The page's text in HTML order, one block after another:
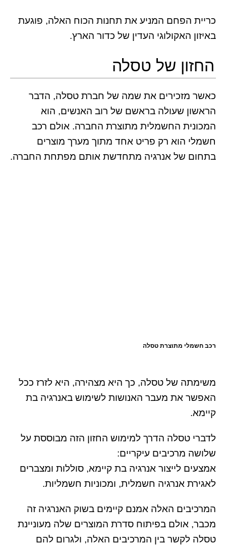
כריית הפחם המניע את תחנות הכוח האלה, פוגעת
באיזון האקולוגי העדין של כדור הארץ.
החזון של טסלה
כאשר מזכירים את שמה של חברת טסלה, הדבר
הראשון שעולה בראשם של רוב האנשים, הוא
המכונית החשמלית מתוצרת החברה. אולם רכב
חשמלי הוא רק פריט אחד מתוך מערך מוצרים
בתחום של אנרגיה מתחדשת אותם מפתחת החברה.
רכב חשמלי מתוצרת טסלה
משימתה של טסלה, כך היא מצהירה, היא לזרז ככל
האפשר את מעבר האנושות לשימוש באנרגיה בת
קיימא.
לדברי טסלה הדרך למימוש החזון הזה מבוססת על
שלושה מרכיבים עיקריים:
אמצעים לייצור אנרגיה בת קיימא, סוללות ומצברים
לאגירת אנרגיה חשמלית, ומכוניות חשמליות.
המרכיבים האלה אמנם קיימים בשוק האנרגיה זה
מכבר, אולם בפיתוח סדרת המוצרים שלה מעוניינת
טסלה לקשר בין המרכיבים האלה, ולגרום להם